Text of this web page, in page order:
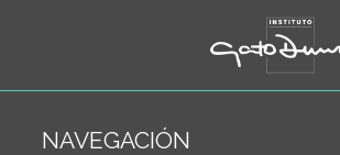
NAVEGACIÓN